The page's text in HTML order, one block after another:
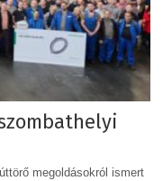
megoldásokról ismert